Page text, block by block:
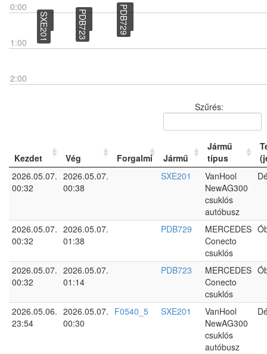
0:00
1:00
2:00
SXE201 PDB723 PDB729
Szűrés:
Kezdet Vég Forgalmi Jármű
Jármű
típus
2026.05.07.
00:32
2026.05.07.
00:38
SXE201
VanHool
NewAG300
csuklós
autóbusz
2026.05.07.
00:32
2026.05.07.
01:38
PDB729
MERCEDES
Conecto
csuklós
2026.05.07.
00:32
2026.05.07.
01:14
PDB723
MERCEDES
Conecto
csuklós
2026.05.06.
23:54
2026.05.07.
00:30
F0540_5 SXE201
VanHool
NewAG300
csuklós
autóbusz